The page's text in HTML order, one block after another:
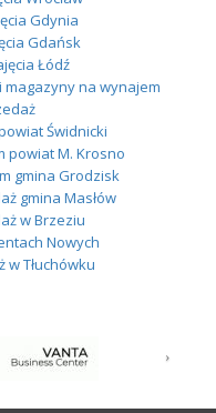
Gdynia
Gdańsk
Łódź
magazyny na wynajem
Świdnicki
powiat M. Krosno
gmina Grodzisk
gmina Masłów
w Brzeziu
Nowych
Tłuchówku